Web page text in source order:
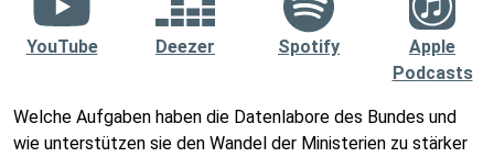
YouTube Deezer Spotify
Apple
Podcasts
Welche Aufgaben haben die Datenlabore des Bundes und
wie unterstützen sie den Wandel der Ministerien zu stärker